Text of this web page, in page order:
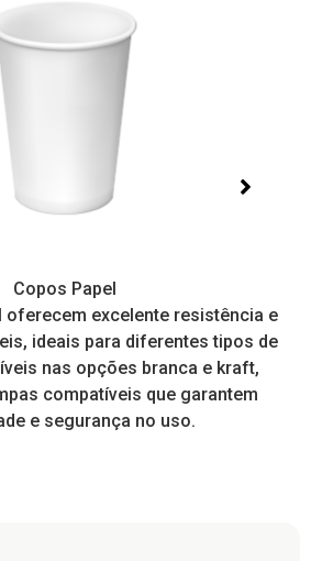
Copos Papel
oferecem excelente resistência e
ideais para diferentes tipos de
nas opções branca e kraft,
compatíveis que garantem
e segurança no uso.